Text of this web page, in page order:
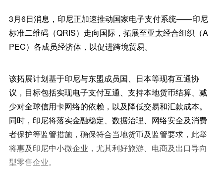
3月6日消息，印尼正加速推动国家电子支付系统——印尼
标准二维码（QRIS）走向国际，拓展至亚太经合组织（A
PEC）各成员经济体，以促进跨境贸易。
该拓展计划基于印尼与东盟成员国、日本等现有互通协
议，目标包括实现电子支付互通、支持本地货币结算、减
少对全球信用卡网络的依赖，以及降低交易和汇款成本。
同时，印尼将落实金融稳定、数据治理、网络安全及消费
者保护等监管措施，确保符合当地货币及监管要求，此举
将惠及印尼中小微企业，尤其利好旅游、电商及出口导向
型零售企业。